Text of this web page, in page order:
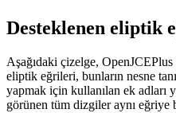
Desteklenen eliptik
Aşağıdaki çizelge, OpenJCEPlus
eliptik eğrileri, bunların nesne
yapmak için kullanılan ek adları
görünen tüm dizgiler aynı eğriye